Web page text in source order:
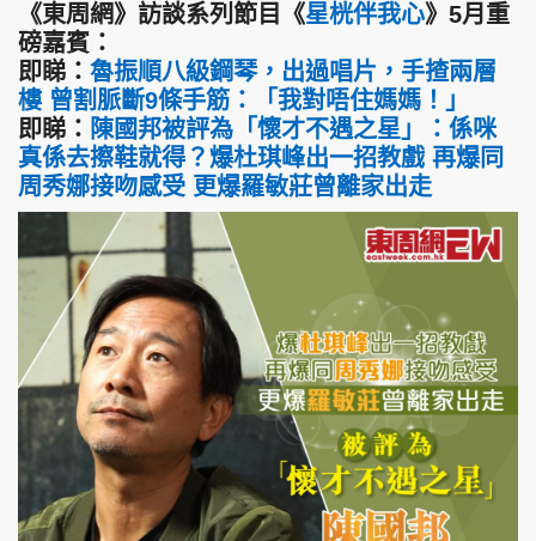
《東周網》訪談系列節目《星桄伴我心》5月重
磅嘉賓：
即睇： 魯振順八級鋼琴，出過唱片，手揸兩層
樓 曾割脈斷9條手筋：「我對唔住媽媽！」
即睇： 陳國邦被評為「懷才不遇之星」：係咪
真係去擦鞋就得？爆杜琪峰出一招教戲 再爆同
周秀娜接吻感受 更爆羅敏莊曾離家出走